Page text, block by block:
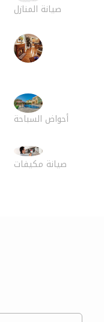
صيانة المنازل
أحواض السباحة
صيانة مكيفات